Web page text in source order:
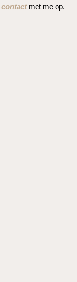
contactmet me op.